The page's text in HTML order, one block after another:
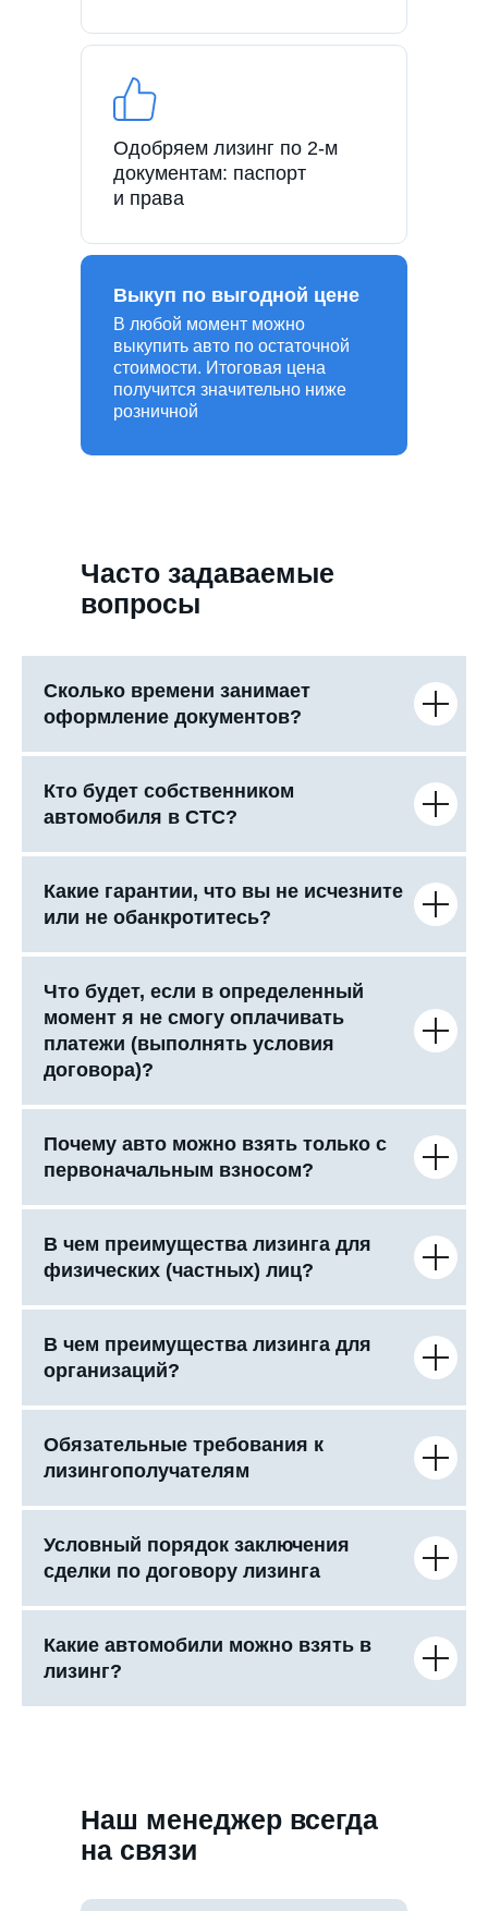
Одобряем лизинг по 2-м
документам: паспорт
и права
В любой момент можно
выкупить авто по остаточной
стоимости. Итоговая цена
получится значительно ниже
розничной
Выкуп по выгодной цене
Часто задаваемые
вопросы
Сколько времени занимает
оформление документов?
Кто будет собственником
автомобиля в СТС?
Какие гарантии, что вы не исчезните
или не обанкротитесь?
Что будет, если в определенный
момент я не смогу оплачивать
платежи (выполнять условия
договора)?
Почему авто можно взять только с
первоначальным взносом?
В чем преимущества лизинга для
физических (частных) лиц?
В чем преимущества лизинга для
организаций?
Обязательные требования к
лизингополучателям
Условный порядок заключения
сделки по договору лизинга
Какие автомобили можно взять в
лизинг?
Наш менеджер всегда
на связи